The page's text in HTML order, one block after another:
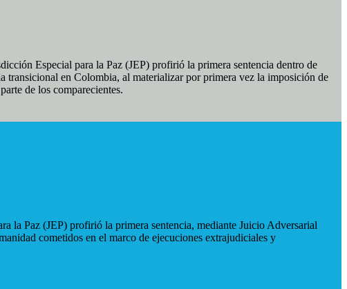
Especial para la Paz (JEP) profirió la primera sentencia dentro de
transicional en Colombia, al materializar por primera vez la imposición de
de los comparecientes.
la Paz (JEP) profirió la primera sentencia, mediante Juicio Adversarial
cometidos en el marco de ejecuciones extrajudiciales y